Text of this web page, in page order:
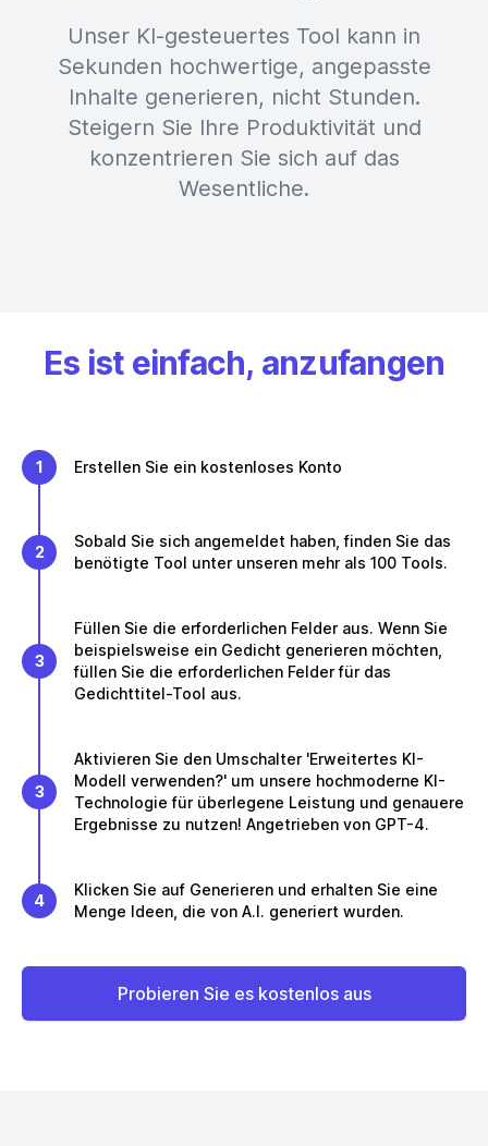
Unser KI-gesteuertes Tool kann in
Sekunden hochwertige, angepasste
Inhalte generieren, nicht Stunden.
Steigern Sie Ihre Produktivität und
konzentrieren Sie sich auf das
Wesentliche.
Es ist einfach, anzufangen
1 Erstellen Sie ein kostenloses Konto
2
Sobald Sie sich angemeldet haben, finden Sie das
benötigte Tool unter unseren mehr als 100 Tools.
3
Füllen Sie die erforderlichen Felder aus. Wenn Sie
beispielsweise ein Gedicht generieren möchten,
füllen Sie die erforderlichen Felder für das
Gedichttitel-Tool aus.
3
Aktivieren Sie den Umschalter 'Erweitertes KI-
Modell verwenden?' um unsere hochmoderne KI-
Technologie für überlegene Leistung und genauere
Ergebnisse zu nutzen! Angetrieben von GPT-4.
4
Klicken Sie auf Generieren und erhalten Sie eine
Menge Ideen, die von A.I. generiert wurden.
Probieren Sie es kostenlos aus